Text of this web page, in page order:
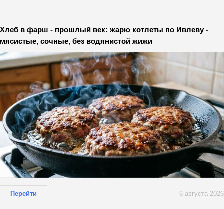
Хлеб в фарш - прошлый век: жарю котлеты по Ивлеву -
мясистые, сочные, без водянистой жижи
Перейти 6 августа 2026